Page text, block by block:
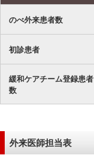
のべ外来患者数
初診患者
緩和ケアチーム登録患者
数
外来医師担当表